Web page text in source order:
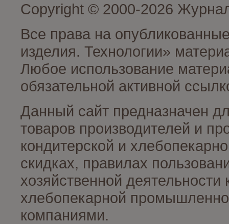
Copyright © 2000-2026
Все права на
изделия. Технологии»
Любое использование
обязательной активной
Данный сайт предназначен
товаров производителей и
кондитерской и
скидках, правилах
хозяйственной
хлебопекарной
компаниями.